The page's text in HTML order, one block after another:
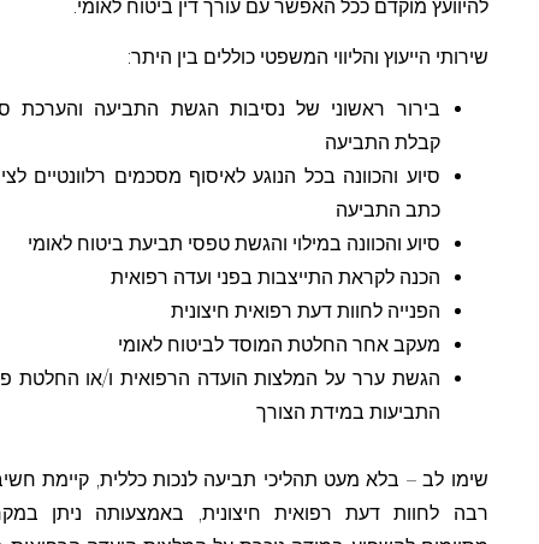
להיוועץ מוקדם ככל האפשר עם עורך דין ביטוח לאומי.
שירותי הייעוץ והליווי המשפטי כוללים בין היתר:
בירור ראשוני של נסיבות הגשת התביעה והערכת סיכוי
קבלת התביעה
סיוע והכוונה בכל הנוגע לאיסוף מסכמים רלוונטיים לצירוף
כתב התביעה
סיוע והכוונה במילוי והגשת טפסי תביעת ביטוח לאומי
הכנה לקראת התייצבות בפני ועדה רפואית
הפנייה לחוות דעת רפואית חיצונית
מעקב אחר החלטת המוסד לביטוח לאומי
הגשת ערר על המלצות הועדה הרפואית ו/או החלטת פקיד
התביעות במידת הצורך
שימו לב – בלא מעט תהליכי תביעה לנכות כללית, קיימת חשיבות
רבה לחוות דעת רפואית חיצונית, באמצעותה ניתן במקרים